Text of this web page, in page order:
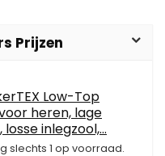
Prijzen
Low-Top
heren, lage
inlegzool,...
slechts 1 op voorraad.